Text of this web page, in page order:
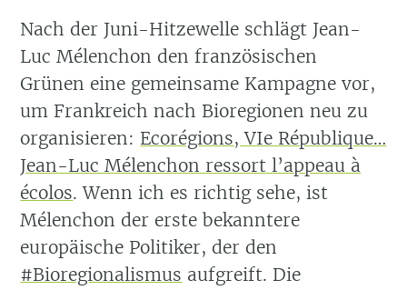
Nach der Juni-Hitzewelle schlägt Jean-
Luc Mélenchon den französischen
Grünen eine gemeinsame Kampagne vor,
um Frankreich nach Bioregionen neu zu
organisieren: Ecorégions, VIe République…
Jean-Luc Mélenchon ressort l’appeau à
écolos. Wenn ich es richtig sehe, ist
Mélenchon der erste bekanntere
europäische Politiker, der den
#Bioregionalismus aufgreift. Die